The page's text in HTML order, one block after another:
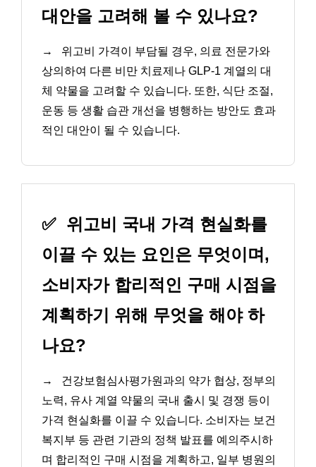
대안을 고려해 볼 수 있나요?
→
위고비 가격이 부담될 경우, 의료 전문가와
상의하여 다른 비만 치료제나 GLP-1 계열의 대
체 약물을 고려할 수 있습니다. 또한, 식단 조절,
운동 등 생활 습관 개선을 병행하는 방안도 효과
적인 대안이 될 수 있습니다.
✅ 위고비 국내 가격 현실화를
이끌 수 있는 요인은 무엇이며,
소비자가 합리적인 구매 시점을
계획하기 위해 무엇을 해야 하
나요?
→
건강보험심사평가원과의 약가 협상, 정부의
노력, 유사 계열 약물의 국내 출시 및 경쟁 등이
가격 현실화를 이끌 수 있습니다. 소비자는 보건
복지부 등 관련 기관의 정책 발표를 예의주시하
며 합리적인 구매 시점을 계획하고, 일부 병원의